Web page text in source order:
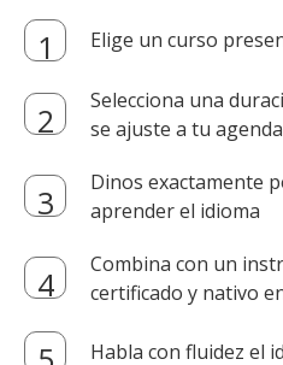
Elige un curso
Selecciona una
se ajuste a tu agenda
Dinos exactamente
aprender el idioma
Combina con un
certificado y nativo
Habla con fluidez el